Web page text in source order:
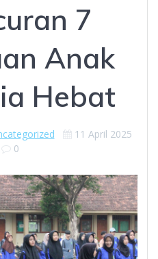
7
Anak
Hebat
11 April 2025
0